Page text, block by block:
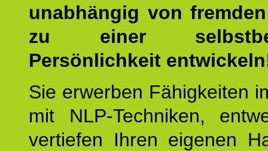
unabhängig von
zu einer
Persönlichkeit
Sie erwerben Fähigkeiten
mit NLP-Techniken,
vertiefen Ihren eigenen